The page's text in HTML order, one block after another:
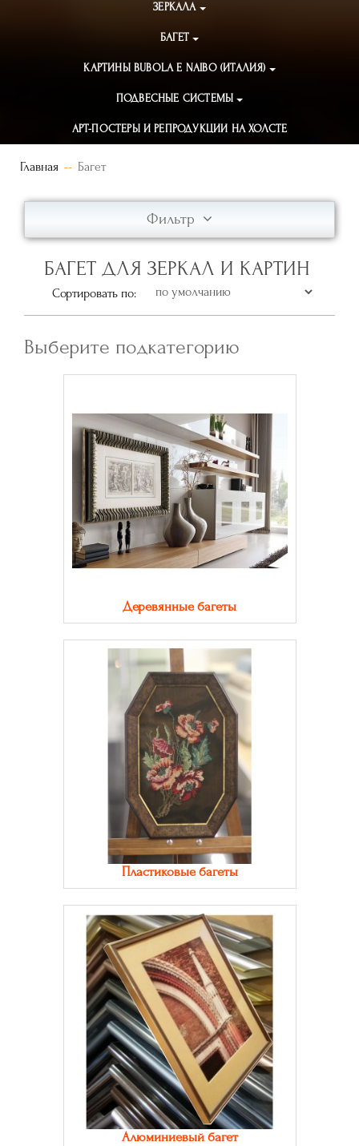
ЗЕРКАЛА
БАГЕТ
КАРТИНЫ BUBOLA E NAIBO (ИТАЛИЯ)
ПОДВЕСНЫЕ СИСТЕМЫ
АРТ-ПОСТЕРЫ И РЕПРОДУКЦИИ НА ХОЛСТЕ
Главная Багет
Фильтр
БАГЕТ ДЛЯ ЗЕРКАЛ И КАРТИН
Сортировать по:
Выберите подкатегорию
Деревянные багеты
Пластиковые багеты
Алюминиевый багет